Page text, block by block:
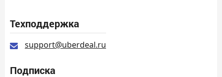
Техподдержка
support@uberdeal.ru
Подписка